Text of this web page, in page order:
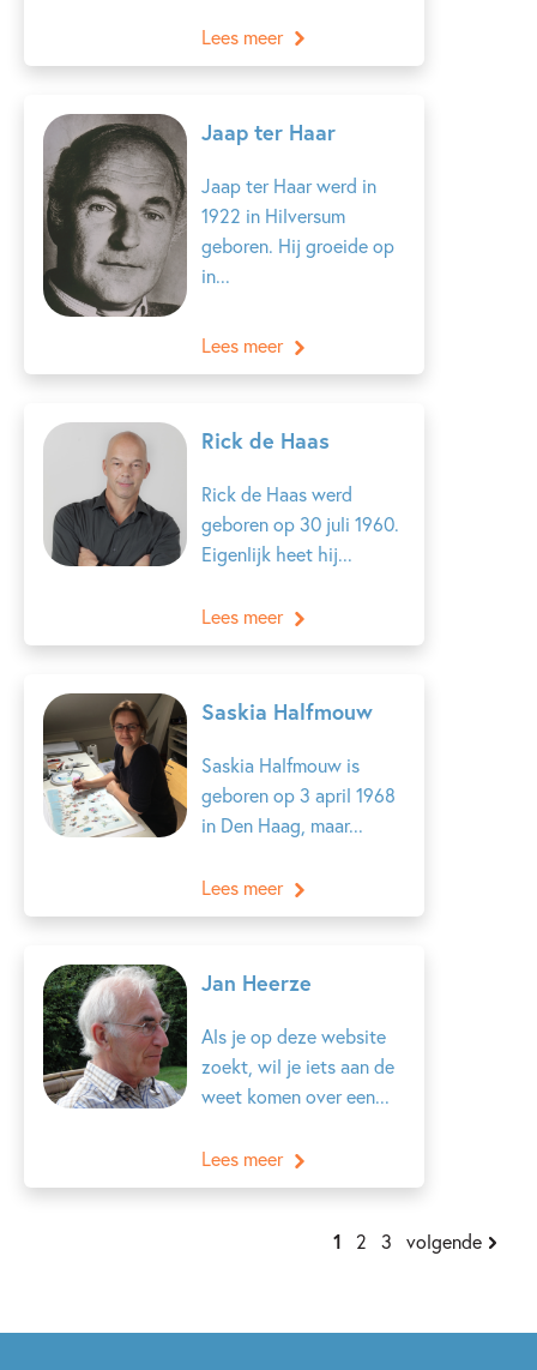
Lees meer
Jaap ter Haar
Jaap ter Haar werd in
1922 in Hilversum
geboren. Hij groeide op
in...
Lees meer
Rick de Haas
Rick de Haas werd
geboren op 30 juli 1960.
Eigenlijk heet hij...
Lees meer
Saskia Halfmouw
Saskia Halfmouw is
geboren op 3 april 1968
in Den Haag, maar...
Lees meer
Jan Heerze
Als je op deze website
zoekt, wil je iets aan de
weet komen over een...
Lees meer
1 2 3 volgende